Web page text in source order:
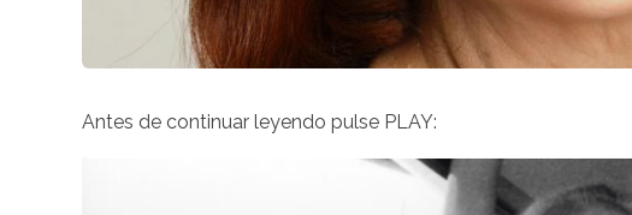
Antes de continuar leyendo pulse PLAY: